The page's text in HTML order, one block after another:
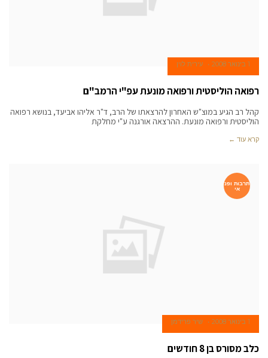
1 בינואר 2008 עירית לוין
רפואה הוליסטית ורפואה מונעת עפ"י הרמב"ם
קהל רב הגיע במוצ"ש האחרון להרצאתו של הרב, ד"ר אליהו אביעד, בנושא רפואה
הוליסטית ורפואה מונעת. ההרצאה אורגנה ע"י מחלקת
קרא עוד ←
תרבות ופנ
אי
1 בינואר 2008 שיר פרידמן
כלב מסורס בן 8 חודשים